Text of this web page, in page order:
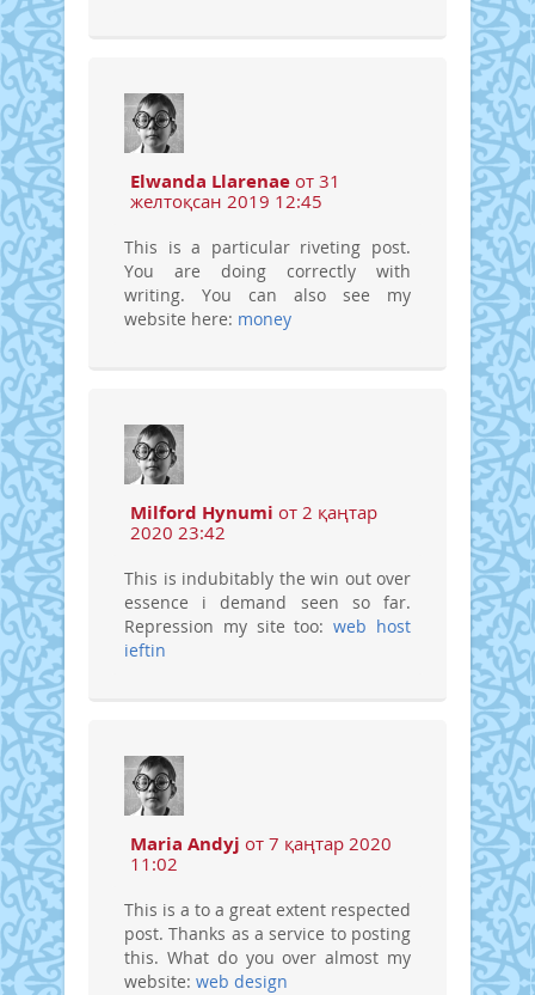
Elwanda Llarenae от 31
желтоқсан 2019 12:45
This is a particular riveting post.
You are doing correctly with
writing. You can also see my
website here: money
Milford Hynumi от 2 қаңтар
2020 23:42
This is indubitably the win out over
essence i demand seen so far.
Repression my site too:web host
ieftin
Maria Andyj от 7 қаңтар 2020
11:02
This is a to a great extent respected
post. Thanks as a service to posting
this. What do you over almost my
website: web design